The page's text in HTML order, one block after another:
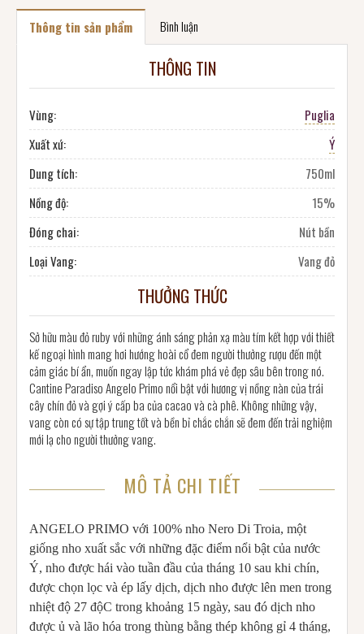
Thông tin sản phẩm Bình luận
THÔNG TIN
Vùng:
Puglia
Xuất xứ:
Ý
Dung tích:
750ml
Nồng độ:
15%
Đóng chai:
Nút bần
Loại Vang:
Vang đỏ
THƯỞNG THỨC
Sở hữu màu đỏ ruby với những ánh sáng phản xạ màu tím kết hợp với thiết
kế ngoại hình mang hơi hướng hoài cổ đem người thưởng rượu đến một
cảm giác bí ẩn, muốn ngay lập tức khám phá vẻ đẹp sâu bên trong nó.
Cantine Paradiso Angelo Primo nổi bật với hương vị nồng nàn của trái
cây chín đỏ và gợi ý cấp ba của cacao và cà phê. Không những vậy,
vang còn có sự tập trung tốt và bền bỉ chắc chắn sẽ đem đến trải nghiệm
mới lạ cho người thưởng vang.
MÔ TẢ CHI TIẾT
ANGELO PRIMO với 100% nho Nero Di Troia, một
giống nho xuất sắc với những đặc điểm nổi bật của nước
Ý, nho được hái vào tuần đầu của tháng 10 sau khi chín,
được chọn lọc và ép lấy dịch, dịch nho được lên men trong
nhiệt độ 27 độC trong khoảng 15 ngày, sau đó dịch nho
được ủ và lão hóa trong thùng bằng thép không gỉ 4 tháng,